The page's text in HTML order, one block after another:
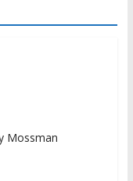
Mossman